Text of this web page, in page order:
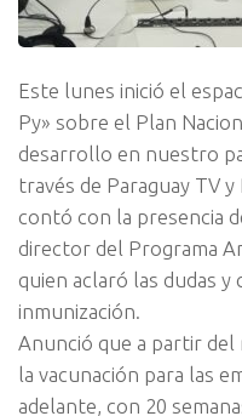
Este lunes inició el
Py» sobre el Plan
desarrollo en nuestro
través de Paraguay TV
contó con la presencia
director del Programa
quien aclaró las dudas
inmunización.
Anunció que a partir del
la vacunación para las
adelante, con 20